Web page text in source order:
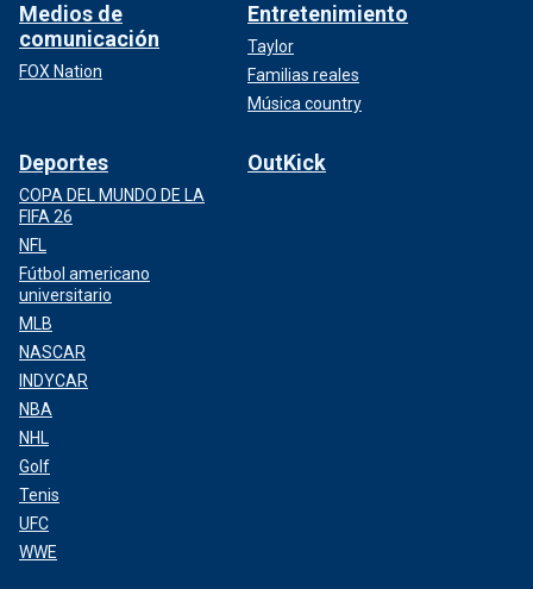
Medios de
comunicación
FOX Nation
Entretenimiento
Taylor
Familias reales
Música country
Deportes
COPA DEL MUNDO DE LA
FIFA 26
NFL
Fútbol americano
universitario
MLB
NASCAR
INDYCAR
NBA
NHL
Golf
Tenis
UFC
WWE
OutKick